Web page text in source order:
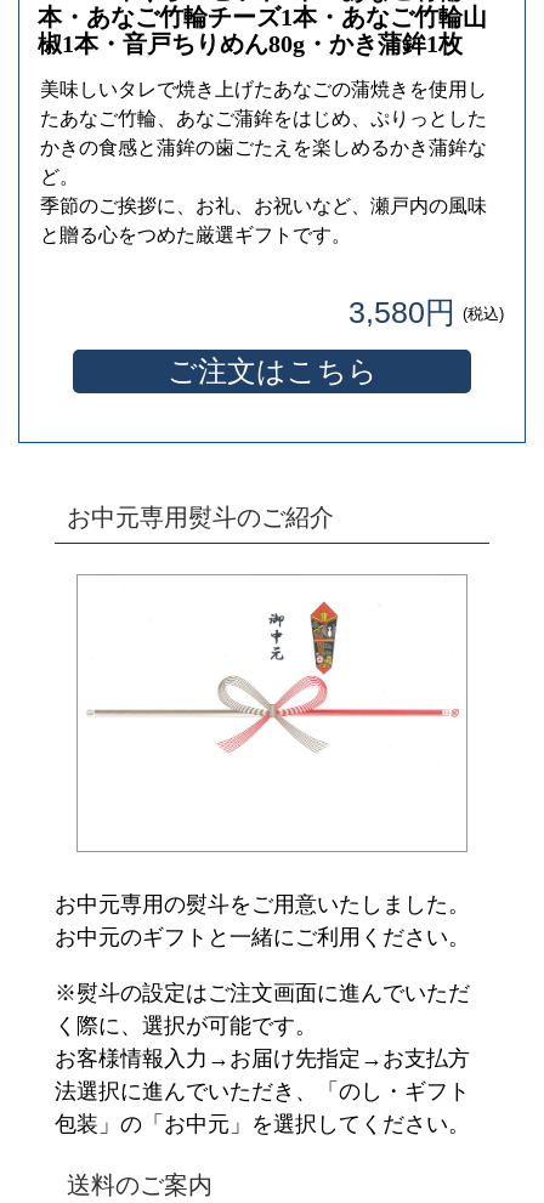
本・あなご竹輪チーズ1本・あなご竹輪山
椒1本・音戸ちりめん80g・かき蒲鉾1枚
美味しいタレで焼き上げたあなごの蒲焼きを使用し
たあなご竹輪、あなご蒲鉾をはじめ、ぷりっとした
かきの食感と蒲鉾の歯ごたえを楽しめるかき蒲鉾な
ど。
季節のご挨拶に、お礼、お祝いなど、瀬戸内の風味
と贈る心をつめた厳選ギフトです。
3,580円 (税込)
ご注文はこちら
お中元専用熨斗のご紹介
お中元専用の熨斗をご用意いたしました。
お中元のギフトと一緒にご利用ください。
※熨斗の設定はご注文画面に進んでいただ
く際に、選択が可能です。
お客様情報入力→お届け先指定→お支払方
法選択に進んでいただき、「のし・ギフト
包装」の「お中元」を選択してください。
送料のご案内